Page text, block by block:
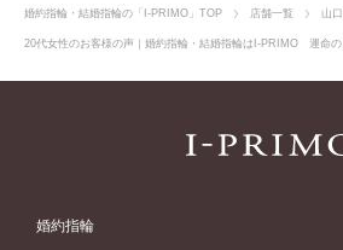
婚約指輪・結婚指輪の「I-PRIMO」TOP 店舗一覧 山
20代女性のお客様の声｜婚約指輪・結婚指輪はI-PRIMO 運命
婚約指輪